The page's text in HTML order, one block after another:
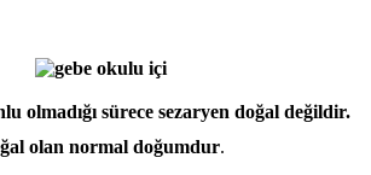
olmadığı sürece sezaryen doğal değildir.
olan normal doğumdur.